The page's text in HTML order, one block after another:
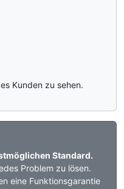
Kunden zu sehen.
Standard.
Problem zu lösen.
eine Funktionsgarantie